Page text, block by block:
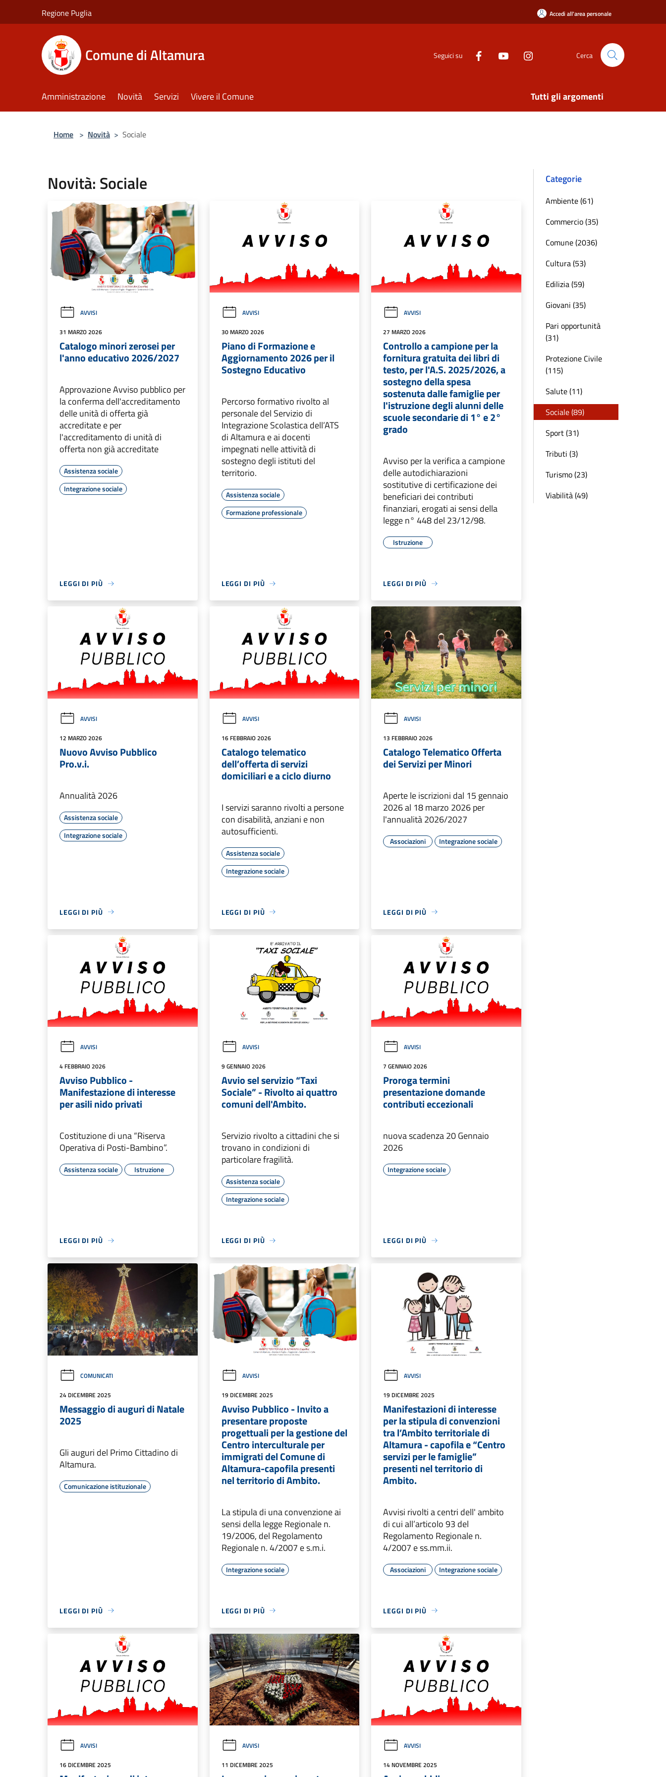
Regione Puglia Accedi all'area personale
Comune di Altamura Seguici su Cerca
Amministrazione Novità Servizi Vivere il Comune Tutti gli argomenti
Home > Novità > Sociale
Novità: Sociale
AVVISI
31 MARZO 2026
Catalogo minori zerosei per
l'anno educativo 2026/2027
Approvazione Avviso pubblico per
la conferma dell'accreditamento
delle unità di offerta già
accreditate e per
l'accreditamento di unità di
offerta non già accreditate
Assistenza sociale
Integrazione sociale
LEGGI DI PIÙ
AVVISI
30 MARZO 2026
Piano di Formazione e
Aggiornamento 2026 per il
Sostegno Educativo
Percorso formativo rivolto al
personale del Servizio di
Integrazione Scolastica dell’ATS
di Altamura e ai docenti
impegnati nelle attività di
sostegno degli istituti del
territorio.
Assistenza sociale
Formazione professionale
LEGGI DI PIÙ
AVVISI
27 MARZO 2026
Controllo a campione per la
fornitura gratuita dei libri di
testo, per l'A.S. 2025/2026, a
sostegno della spesa
sostenuta dalle famiglie per
l'istruzione degli alunni delle
scuole secondarie di 1° e 2°
grado
Avviso per la verifica a campione
delle autodichiarazioni
sostitutive di certificazione dei
beneficiari dei contributi
finanziari, erogati ai sensi della
legge n° 448 del 23/12/98.
Istruzione
LEGGI DI PIÙ
AVVISI
12 MARZO 2026
Nuovo Avviso Pubblico
Pro.v.i.
Annualità 2026
Assistenza sociale
Integrazione sociale
LEGGI DI PIÙ
AVVISI
16 FEBBRAIO 2026
Catalogo telematico
dell’offerta di servizi
domiciliari e a ciclo diurno
I servizi saranno rivolti a persone
con disabilità, anziani e non
autosufficienti.
Assistenza sociale
Integrazione sociale
LEGGI DI PIÙ
AVVISI
13 FEBBRAIO 2026
Catalogo Telematico Offerta
dei Servizi per Minori
Aperte le iscrizioni dal 15 gennaio
2026 al 18 marzo 2026 per
l'annualità 2026/2027
Associazioni Integrazione sociale
LEGGI DI PIÙ
AVVISI
4 FEBBRAIO 2026
Avviso Pubblico -
Manifestazione di interesse
per asili nido privati
Costituzione di una “Riserva
Operativa di Posti-Bambino”.
Assistenza sociale Istruzione
LEGGI DI PIÙ
AVVISI
9 GENNAIO 2026
Avvio sel servizio “Taxi
Sociale” - Rivolto ai quattro
comuni dell'Ambito.
Servizio rivolto a cittadini che si
trovano in condizioni di
particolare fragilità.
Assistenza sociale
Integrazione sociale
LEGGI DI PIÙ
AVVISI
7 GENNAIO 2026
Proroga termini
presentazione domande
contributi eccezionali
nuova scadenza 20 Gennaio
2026
Integrazione sociale
LEGGI DI PIÙ
COMUNICATI
24 DICEMBRE 2025
Messaggio di auguri di Natale
2025
Gli auguri del Primo Cittadino di
Altamura.
Comunicazione istituzionale
LEGGI DI PIÙ
AVVISI
19 DICEMBRE 2025
Avviso Pubblico - Invito a
presentare proposte
progettuali per la gestione del
Centro interculturale per
immigrati del Comune di
Altamura-capofila presenti
nel territorio di Ambito.
La stipula di una convenzione ai
sensi della legge Regionale n.
19/2006, del Regolamento
Regionale n. 4/2007 e s.m.i.
Integrazione sociale
LEGGI DI PIÙ
AVVISI
19 DICEMBRE 2025
Manifestazioni di interesse
per la stipula di convenzioni
tra l’Ambito territoriale di
Altamura - capofila e “Centro
servizi per le famiglie”
presenti nel territorio di
Ambito.
Avvisi rivolti a centri dell' ambito
di cui all’articolo 93 del
Regolamento Regionale n.
4/2007 e ss.mm.ii.
Associazioni Integrazione sociale
LEGGI DI PIÙ
AVVISI
16 DICEMBRE 2025
AVVISI
11 DICEMBRE 2025
AVVISI
14 NOVEMBRE 2025
Categorie
Ambiente (61)
Commercio (35)
Comune (2036)
Cultura (53)
Edilizia (59)
Giovani (35)
Pari opportunità
(31)
Protezione Civile
(115)
Salute (11)
Sociale (89)
Sport (31)
Tributi (3)
Turismo (23)
Viabilità (49)